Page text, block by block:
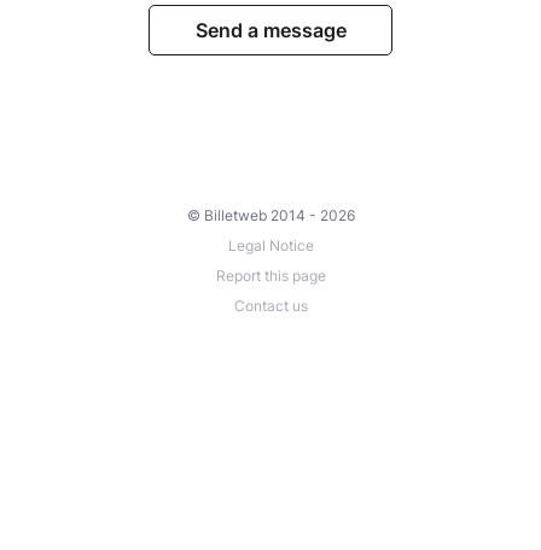
Send a message
© Billetweb 2014 - 2026
Legal Notice
Report this page
Contact us